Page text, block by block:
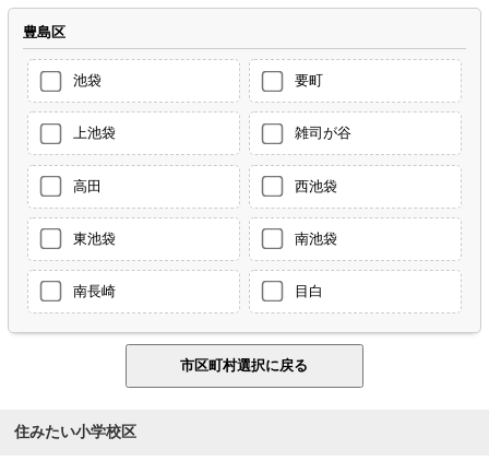
豊島区
池袋 要町
上池袋 雑司が谷
高田 西池袋
東池袋 南池袋
南長崎 目白
住みたい小学校区